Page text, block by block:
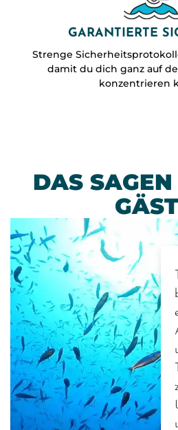
GARANTIERTE
Strenge
damit du dich ganz auf
konzentrieren
DAS SAGEN